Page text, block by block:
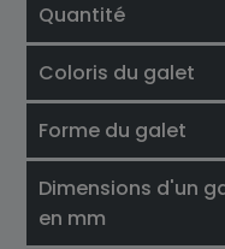
Quantité
Coloris du galet
Forme du galet
Dimensions d'un
en mm